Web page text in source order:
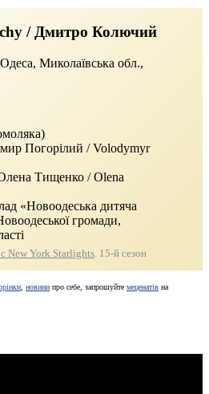
/ Дмитро Колючий
Миколаївська обл.,
Погорілий / Volodymyr
Тищенко / Olena
«Новоодеська дитяча
громади,
New York Starlights . 15‑й сезон
новини про себе, запрошуйте меценатів на